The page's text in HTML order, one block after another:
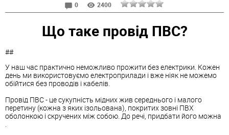
0
2400
Що таке провід ПВС?
##
У наш час практично неможливо прожити без електрики. Кожен
день ми використовуємо електроприлади і вже ніяк не можемо
обійтися без проводів і кабелів.
Провід ПВС - це сукупність мідних жив середнього і малого
перетину (кожна з яких ізольована), покритих зовні ПВХ
оболонкою і скручених між собою. До речі, придбати його можна
.